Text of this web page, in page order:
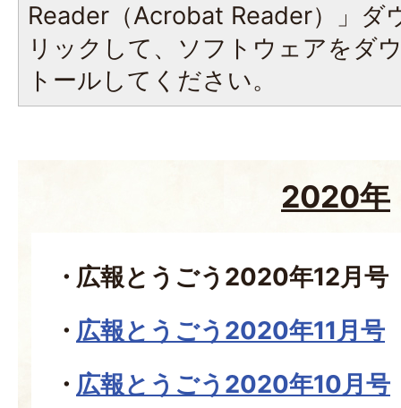
Reader（Acrobat Reader）」ダ
リックして、ソフトウェアをダ
トールしてください。
2020年
広報とうごう2020年12月号
広報とうごう2020年11月号
広報とうごう2020年10月号